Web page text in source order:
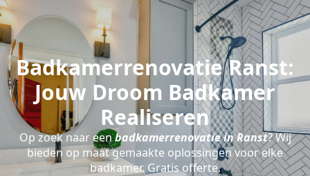
Badkamerrenovatie Ranst:
Jouw Droom Badkamer
Realiseren
Op zoek naar eenbadkamerrenovatie in Ranst? Wij
bieden op maat gemaakte oplossingen voor elke
badkamer. Gratis offerte.